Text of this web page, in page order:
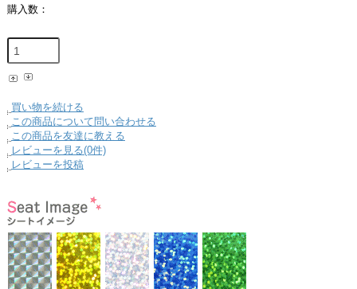
購入数：
買い物を続ける
この商品について問い合わせる
この商品を友達に教える
レビューを見る(0件)
レビューを投稿